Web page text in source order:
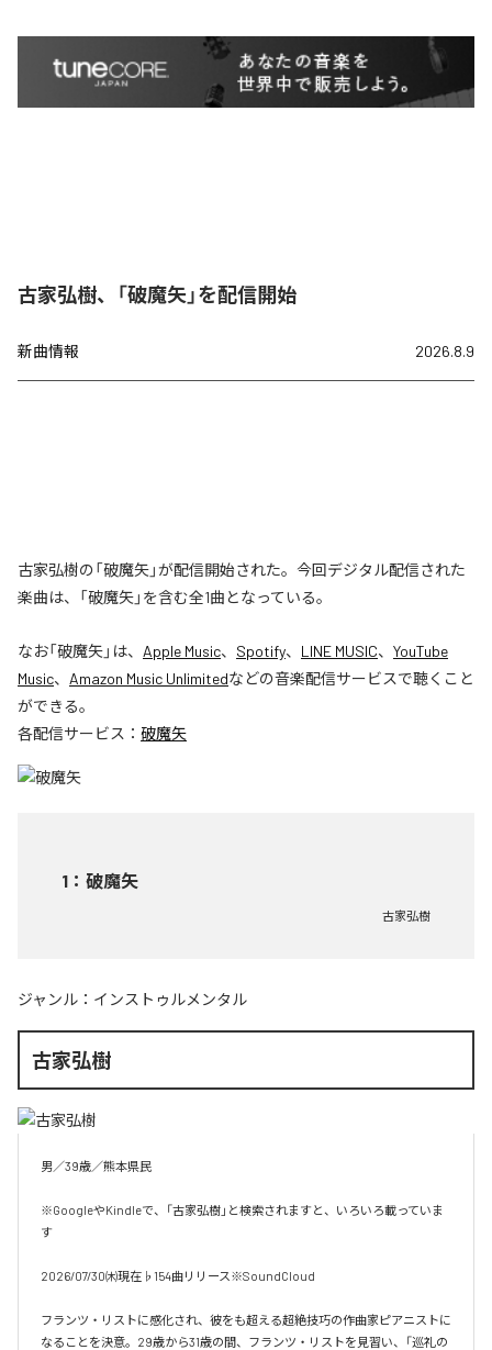
古家弘樹、「破魔矢」を配信開始
新曲情報 2026.8.9
古家弘樹の「破魔矢」が配信開始された。今回デジタル配信された
楽曲は、「破魔矢」を含む全1曲となっている。
なお「破魔矢」は、 Apple Music、 Spotify、 LINE MUSIC、 YouTube
Music、 Amazon Music Unlimitedなどの音楽配信サービスで聴くこと
ができる。
各配信サービス： 破魔矢
1 ： 破魔矢
古家弘樹
ジャンル： インストゥルメンタル
古家弘樹
男／39歳／熊本県民
※GoogleやKindleで、「古家弘樹」と検索されますと、いろいろ載っていま
す
2026/07/30㈭現在♭154曲リリース※SoundCloud
フランツ・リストに感化され、彼をも超える超絶技巧の作曲家ピアニストに
なることを決意。29歳から31歳の間、フランツ・リストを見習い、「巡礼の